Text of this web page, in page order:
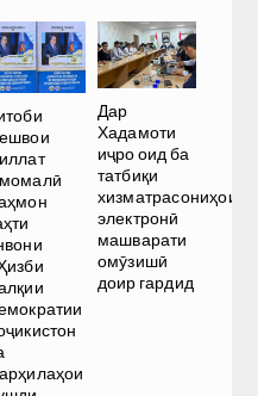
Дар
Хадамоти
иҷро оид ба
татбиқи
хизматрасониҳои
электронӣ
машварати
омӯзишӣ
доир гардид